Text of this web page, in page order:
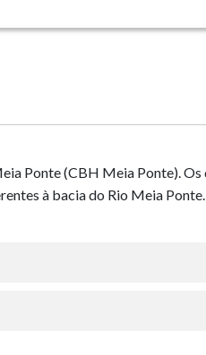
Ponte (CBH Meia Ponte). Os
à bacia do Rio Meia